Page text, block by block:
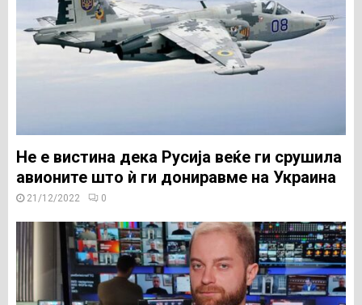
Не е вистина дека Русија веќе ги срушила
авионите што ѝ ги дониравме на Украина
21/12/2022 0